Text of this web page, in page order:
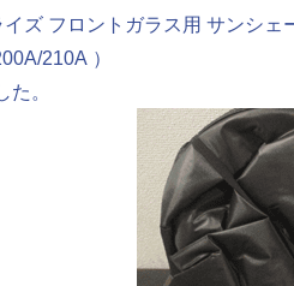
イズ フロントガラス用 サンシェ
210A ）
た。